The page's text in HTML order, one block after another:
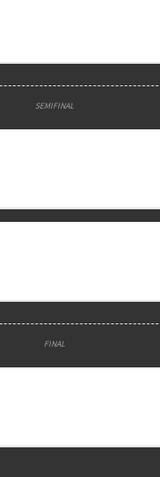
SEMIFINAL
FINAL